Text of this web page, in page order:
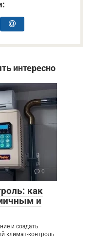
интересно
0
как
и
и создать
климат-контроль